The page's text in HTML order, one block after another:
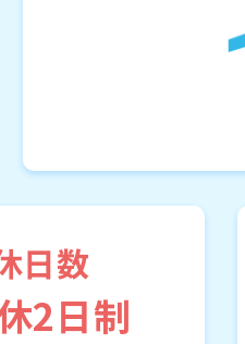
日数
2日制